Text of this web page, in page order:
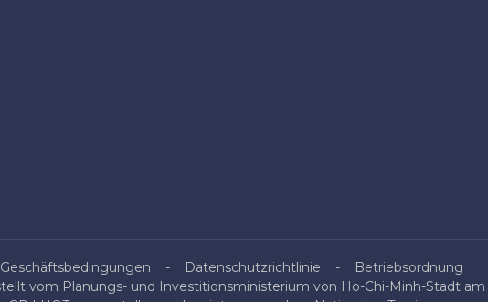
Geschäftsbedingungen Datenschutzrichtlinie
Betriebsordnung
vom Planungs- und Investitionsministerium von Ho-Chi-Minh-Stadt am